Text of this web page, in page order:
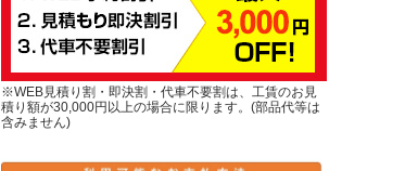
※WEB見積り割・即決割・代車不要割は、工賃のお見
積り額が30,000円以上の場合に限ります。(部品代等は
含みません)